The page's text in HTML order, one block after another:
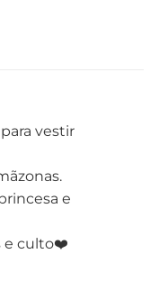
vestir
e
e culto❤️